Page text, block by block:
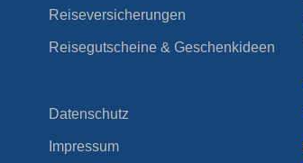
Reiseversicherungen
Reisegutscheine & Geschenkideen
Datenschutz
Impressum